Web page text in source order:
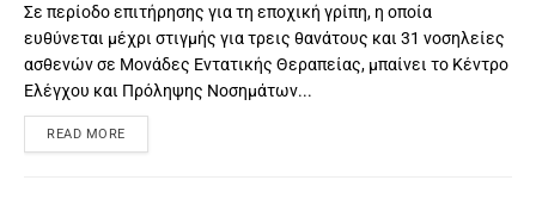
Σε περίοδο επιτήρησης για τη εποχική γρίπη, η οποία
ευθύνεται μέχρι στιγμής για τρεις θανάτους και 31 νοσηλείες
ασθενών σε Μονάδες Εντατικής Θεραπείας, μπαίνει το Κέντρο
Ελέγχου και Πρόληψης Νοσημάτων...
READ MORE